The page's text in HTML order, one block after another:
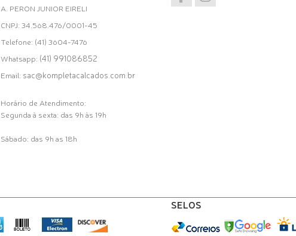
A. PERON JUNIOR EIRELI
CNPJ: 34.568.476/0001-45
Telefone: (41) 3604-7476
Whatsapp: (41) 991086852
Email: sac@kompletacalcados.com.br
Horário de Atendimento:
Segunda à sexta: das 9h às 19h
Sábado: das 9h as 18h
SELOS